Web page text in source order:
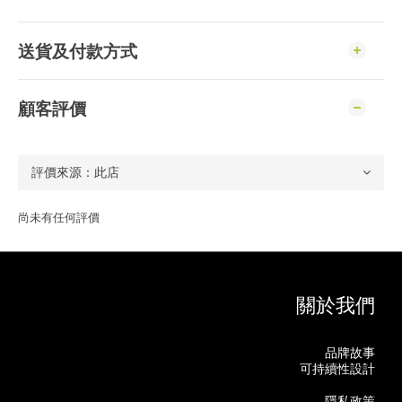
送貨及付款方式
顧客評價
尚未有任何評價
關於我們
品牌故事
可持續性設計